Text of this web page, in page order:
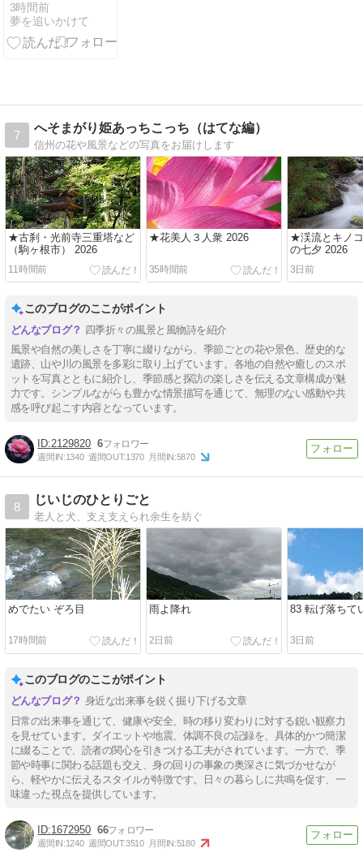
3時間前
夢を追いかけて
7
へそまがり姫あっちこっち（はてな編）
信州の花や風景などの写真をお届けします
★古刹・光前寺三重塔など
（駒ヶ根市） 2026
11時間前
★花美人３人衆 2026
35時間前
★渓流とキノ
の七夕 2026
3日前
このブログのここがポイント
四季折々の風景と風物詩を紹介
風景や自然の美しさを丁寧に綴りながら、季節ごとの花や景色、歴史的な
遺跡、山や川の風景を多彩に取り上げています。各地の自然や癒しのスポ
ットを写真とともに紹介し、季節感と探訪の楽しさを伝える文章構成が魅
力です。シンプルながらも豊かな情景描写を通じて、無理のない感動や共
感を呼び起こす内容となっています。
2129820 6
週間IN:1340 週間OUT:1370 月間IN:5870
8
じいじのひとりごと
老人と犬、支え支えられ余生を紡ぐ
めでたい ぞろ目
17時間前
雨よ降れ
2日前
83 転げ落ちて
3日前
このブログのここがポイント
身近な出来事を鋭く掘り下げる文章
日常の出来事を通じて、健康や安全、時の移り変わりに対する鋭い観察力
を見せています。ダイエットや地震、体調不良の記録を、具体的かつ簡潔
に綴ることで、読者の関心を引きつける工夫がされています。一方で、季
節や時事に関わる話題も交え、身の回りの事象の奥深さに気づかせなが
ら、軽やかに伝えるスタイルが特徴です。日々の暮らしに共鳴を促す、一
味違った視点を提供しています。
1672950 66
週間IN:1240 週間OUT:3510 月間IN:5180